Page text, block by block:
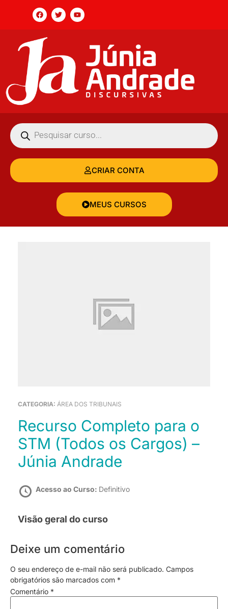
CRIAR CONTA
MEUS CURSOS
CATEGORIA: ÁREA DOS TRIBUNAIS
Recurso Completo para o
STM (Todos os Cargos) –
Júnia Andrade
Acesso ao Curso: Definitivo
Visão geral do curso
Deixe um comentário
O seu endereço de e-mail não será publicado. Campos
obrigatórios são marcados com *
Comentário *